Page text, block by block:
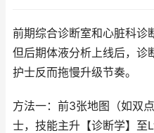
前期综合诊断室和心脏科诊
但后期体液分析上线后，诊
护士反而拖慢升级节奏。
方法一：前3张地图（如双
士，技能主升【诊断学】至